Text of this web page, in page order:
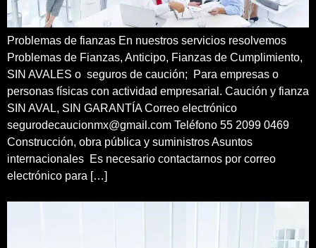
Problemas de fianzas En nuestros servicios resolvemos
Problemas de Fianzas, Anticipo, Fianzas de Cumplimiento,
SIN AVALES o seguros de caución; Para empresas o
personas físicas con actividad empresarial. Caución y fianza
SIN AVAL, SIN GARANTÍA Correo electrónico
segurodecaucionmx@gmail.com Teléfono 55 2099 0469
Construcción, obra pública y suministros Asuntos
internacionales Es necesario contactarnos por correo
electrónico para […]